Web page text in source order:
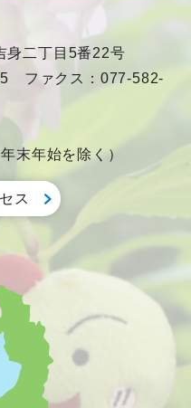
二丁目5番22号
ファクス：077-582-
末年始を除く）
ス